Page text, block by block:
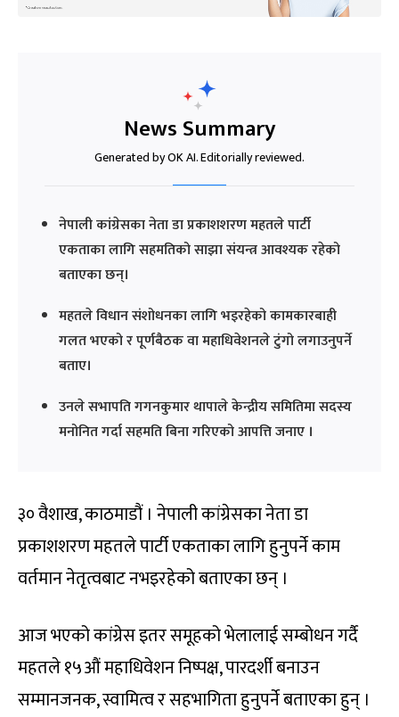
News Summary
Generated by OK AI. Editorially reviewed.
नेपाली कांग्रेसका नेता डा प्रकाशशरण महतले पार्टी
एकताका लागि सहमतिको साझा संयन्त्र आवश्यक रहेको
बताएका छन्।
महतले विधान संशोधनका लागि भइरहेको कामकारबाही
गलत भएको र पूर्णबैठक वा महाधिवेशनले टुंगो लगाउनुपर्ने
बताए।
उनले सभापति गगनकुमार थापाले केन्द्रीय समितिमा सदस्य
मनोनित गर्दा सहमति बिना गरिएको आपत्ति जनाए ।
३० वैशाख, काठमाडौं । नेपाली कांग्रेसका नेता डा
प्रकाशशरण महतले पार्टी एकताका लागि हुनुपर्ने काम
वर्तमान नेतृत्वबाट नभइरहेको बताएका छन् ।
आज भएको कांग्रेस इतर समूहको भेलालाई सम्बोधन गर्दै
महतले १५औं महाधिवेशन निष्पक्ष, पारदर्शी बनाउन
सम्मानजनक, स्वामित्व र सहभागिता हुनुपर्ने बताएका हुन् ।